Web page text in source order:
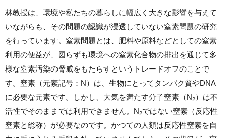
林教授は、環境や私たちの暮らしに幅広く大きな影響を与えて
いながらも、その問題の認識が浸透していない窒素問題の研究
を行っています。窒素問題とは、肥料や原料などとしての窒素
利用の便益が、図らずも環境への窒素化合物の排出を通じて多
様な窒素汚染の脅威をもたらすというトレードオフのことで
す。窒素（元素記号：N）は、生物にとってタンパク質やDNA
に必要な元素です。しかし、大気を満たす分子窒素（N2）は不
活性でそのままでは利用できません。N2ではない窒素（反応性
窒素と総称）が必要なのです。かつての人類は反応性窒素を自